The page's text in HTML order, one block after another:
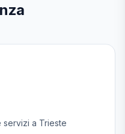
servizi a Trieste